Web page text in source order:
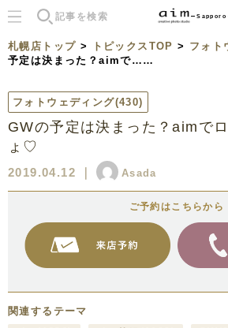
Sapporo
札幌店トップ > トピックスTOP > フォト
予定は決まった？aimで……
フォトウェディング(430)
GWの予定は決まった？aimで
ょ♡
2019.04.12 Asada
ご予約はこちらから
関連するテーマ